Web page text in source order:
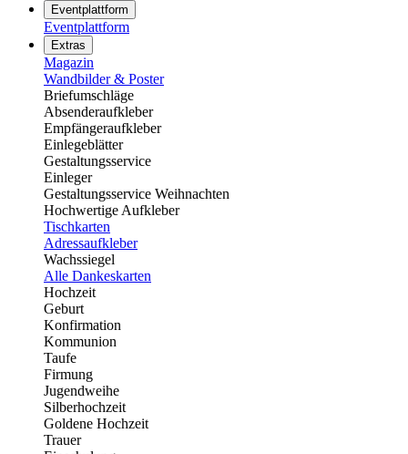
Eventplattform
Eventplattform
Extras
Magazin
Wandbilder & Poster
Briefumschläge
Absenderaufkleber
Empfängeraufkleber
Einlegeblätter
Gestaltungsservice
Einleger
Gestaltungsservice Weihnachten
Hochwertige Aufkleber
Tischkarten
Adressaufkleber
Wachssiegel
Alle Dankeskarten
Hochzeit
Geburt
Konfirmation
Kommunion
Taufe
Firmung
Jugendweihe
Silberhochzeit
Goldene Hochzeit
Trauer